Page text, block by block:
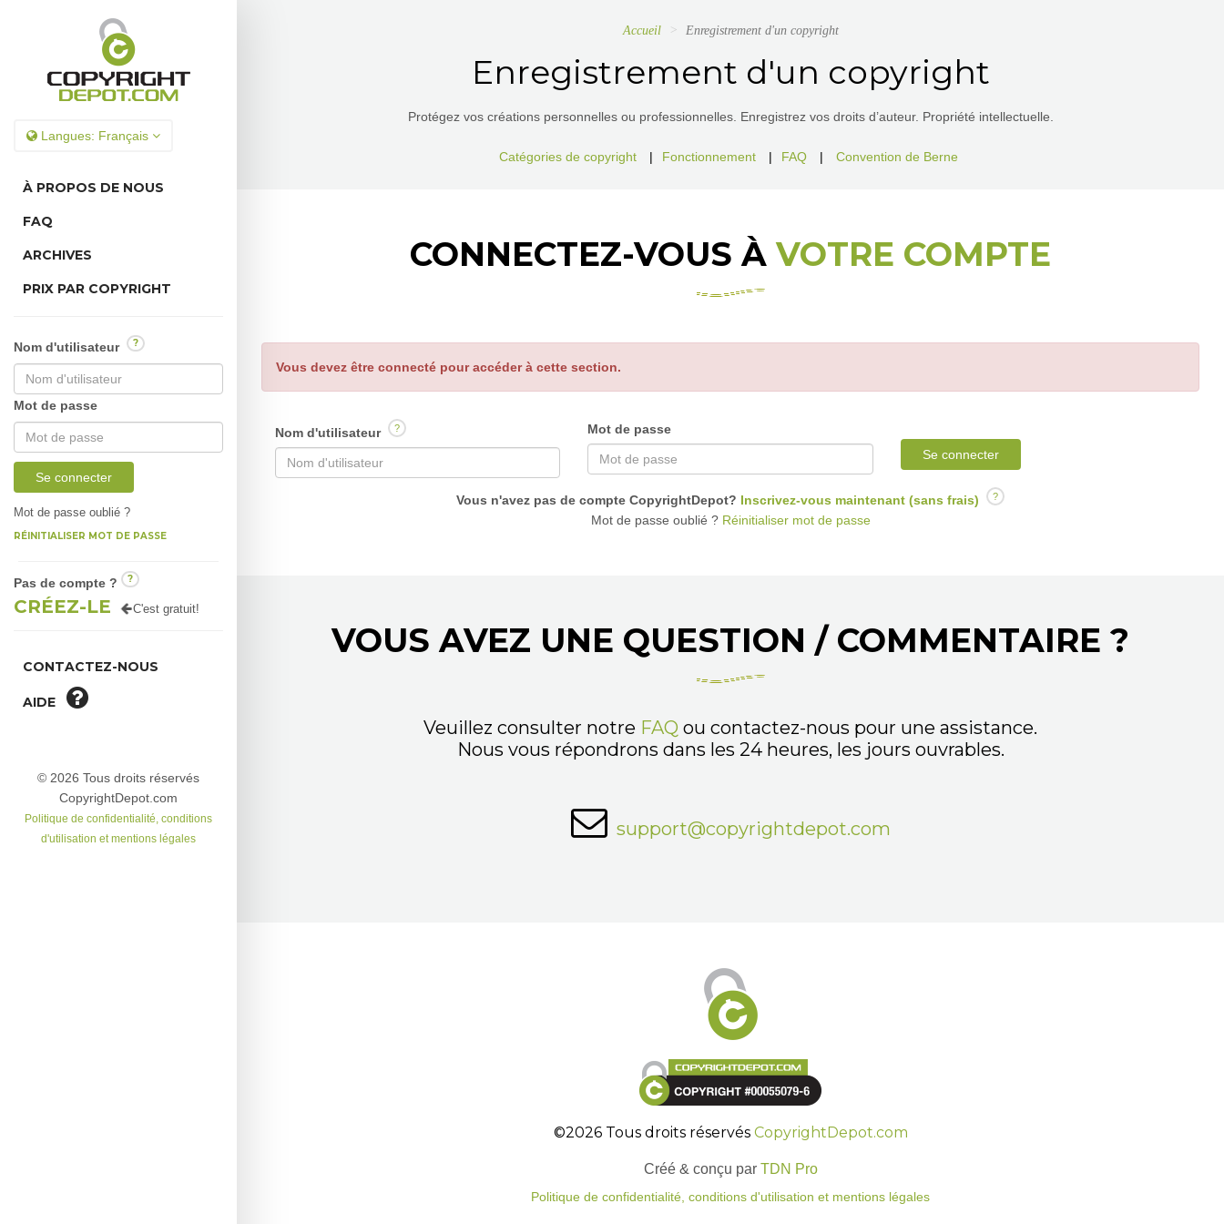
Langues: Français
À PROPOS DE NOUS
FAQ
ARCHIVES
PRIX PAR COPYRIGHT
Nom d'utilisateur ?
Mot de passe
Se connecter
Mot de passe oublié ?
RÉINITIALISER MOT DE PASSE
Pas de compte ? ?
CRÉEZ-LE C'est gratuit!
CONTACTEZ-NOUS
AIDE
© 2026 Tous droits réservés
CopyrightDepot.com
Politique de confidentialité, conditions
d'utilisation et mentions légales
Accueil Enregistrement d'un copyright
Enregistrement d'un copyright
Protégez vos créations personnelles ou professionnelles. Enregistrez vos droits d’auteur. Propriété intellectuelle.
Catégories de copyright | Fonctionnement | FAQ | Convention de Berne
CONNECTEZ-VOUS ÀVOTRE COMPTE
Vous devez être connecté pour accéder à cette section.
Nom d'utilisateur ?
Mot de passe
Se connecter
Vous n'avez pas de compte CopyrightDepot? Inscrivez-vous maintenant (sans frais) ?
Mot de passe oublié ?Réinitialiser mot de passe
VOUS AVEZ UNE QUESTION / COMMENTAIRE ?
Veuillez consulter notre FAQ ou contactez-nous pour une assistance.
Nous vous répondrons dans les 24 heures, les jours ouvrables.
support@copyrightdepot.com
©2026 Tous droits réservés CopyrightDepot.com
Créé & conçu par TDN Pro
Politique de confidentialité, conditions d'utilisation et mentions légales